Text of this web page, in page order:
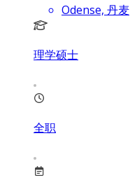
Odense, 丹麦
理学硕士
全职